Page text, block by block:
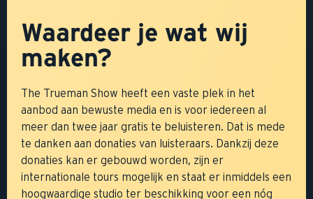
Waardeer je wat wij
maken?
The Trueman Show heeft een vaste plek in het
aanbod aan bewuste media en is voor iedereen al
meer dan twee jaar gratis te beluisteren. Dat is mede
te danken aan donaties van luisteraars. Dankzij deze
donaties kan er gebouwd worden, zijn er
internationale tours mogelijk en staat er inmiddels een
hoogwaardige studio ter beschikking voor een nóg